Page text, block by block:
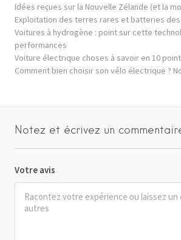
Idées reçues sur la Nouvelle Zélande (et la
Exploitation des terres rares et batteries
Voitures à hydrogène : point sur cette
performances
Voiture électrique choses à savoir en 10
Comment bien choisir son vélo électrique ?
Notez et écrivez un
Votre avis